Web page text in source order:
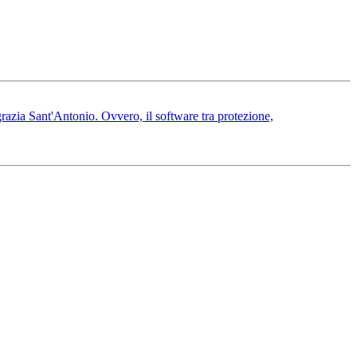
Sant'Antonio. Ovvero, il software tra protezione,